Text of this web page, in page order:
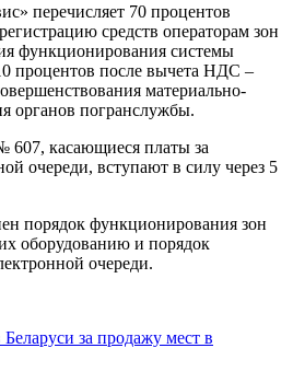
перечисляет 70 процентов
средств операторам зон
функционирования системы
процентов после вычета НДС –
материально-
органов погранслужбы.
607, касающиеся платы за
очереди, вступают в силу через 5
порядок функционирования зон
оборудованию и порядок
очереди.
за продажу мест в